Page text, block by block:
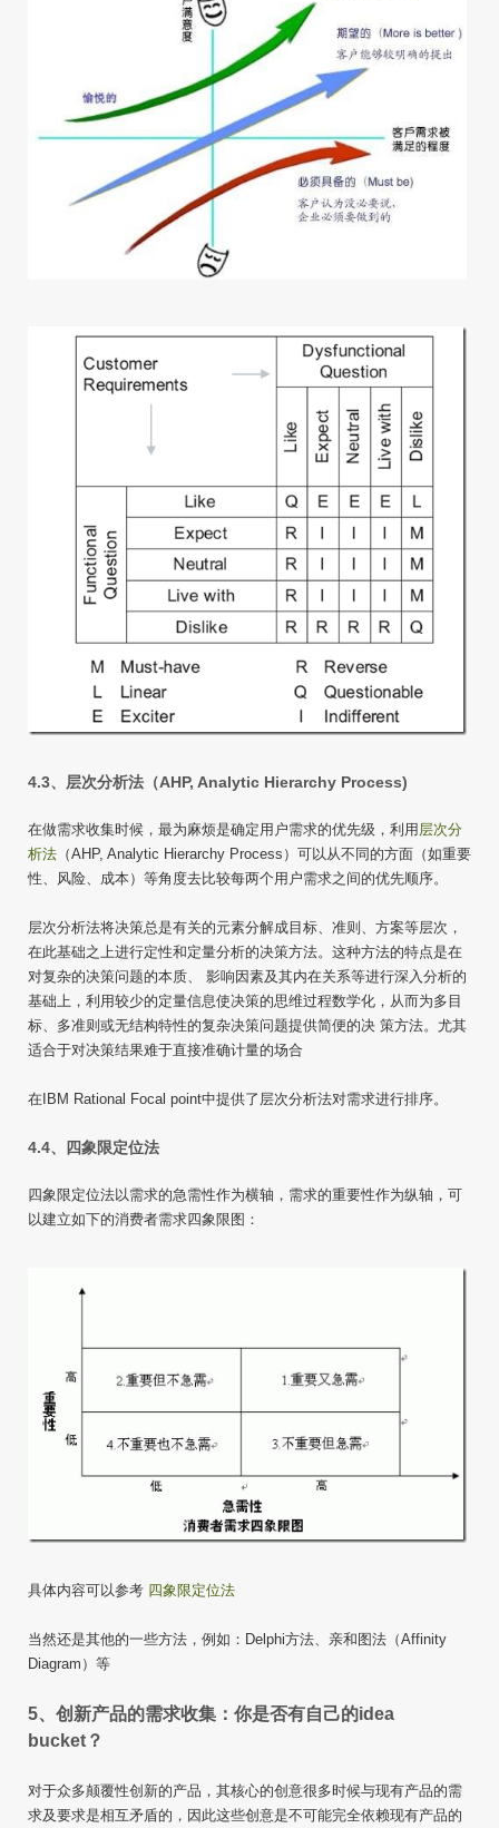
4.3、层次分析法（AHP, Analytic Hierarchy Process)
在做需求收集时候，最为麻烦是确定用户需求的优先级，利用 层次分
析法 （AHP, Analytic Hierarchy Process）可以从不同的方面（如重要
性、风险、成本）等角度去比较每两个用户需求之间的优先顺序。
层次分析法将决策总是有关的元素分解成目标、准则、方案等层次，
在此基础之上进行定性和定量分析的决策方法。这种方法的特点是在
对复杂的决策问题的本质、 影响因素及其内在关系等进行深入分析的
基础上，利用较少的定量信息使决策的思维过程数学化，从而为多目
标、多准则或无结构特性的复杂决策问题提供简便的决 策方法。尤其
适合于对决策结果难于直接准确计量的场合
在IBM Rational Focal point中提供了层次分析法对需求进行排序。
4.4、四象限定位法
四象限定位法以需求的急需性作为横轴，需求的重要性作为纵轴，可
以建立如下的消费者需求四象限图：
具体内容可以参考 四象限定位法
当然还是其他的一些方法，例如：Delphi方法、亲和图法（Affinity
Diagram）等
5、创新产品的需求收集：你是否有自己的idea
bucket？
对于众多颠覆性创新的产品，其核心的创意很多时候与现有产品的需
求及要求是相互矛盾的，因此这些创意是不可能完全依赖现有产品的